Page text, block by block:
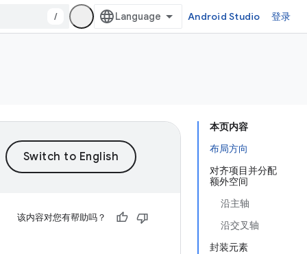
/ Android Studio 登录
本页内容
布局方向
对齐项目并分配
额外空间
沿主轴
沿交叉轴
封装元素
该内容对您有帮助吗？